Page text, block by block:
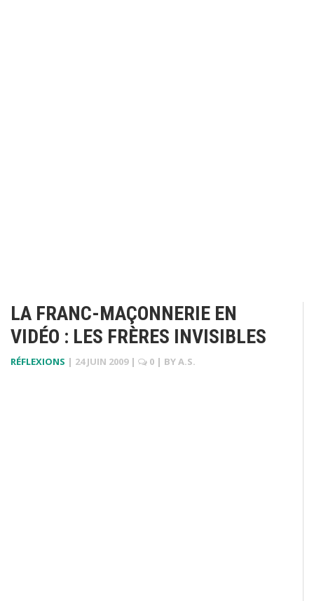
LA FRANC-MAÇONNERIE EN
VIDÉO : LES FRÈRES INVISIBLES
RÉFLEXIONS | 24 JUIN 2009 | 0 | BYA.S.